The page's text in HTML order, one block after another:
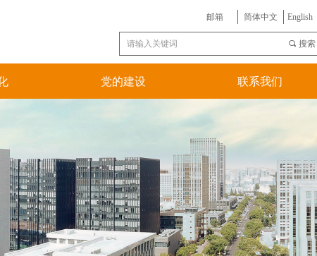
邮箱
끠 搜索
简体中文 English
党的建设 联系我们